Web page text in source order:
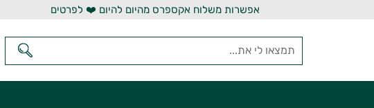
אפשרות משלוח אקספרס מהיום להיום ❤️ לפרטים